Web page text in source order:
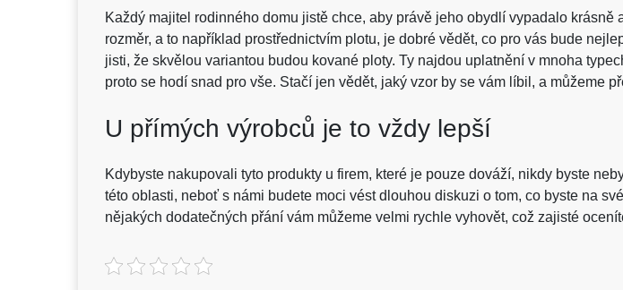
Každý majitel rodinného domu jistě chce, aby právě jeho obydlí vypadalo
rozměr, a to například prostřednictvím plotu, je dobré vědět, co pro vás bude
jisti, že skvělou variantou budou kované ploty. Ty najdou uplatnění v mnoha
proto se hodí snad pro vše. Stačí jen vědět, jaký vzor by se vám líbil, a můžeme
U přímých výrobců je to vždy lepší
Kdybyste nakupovali tyto produkty u firem, které je pouze dováží, nikdy byste
této oblasti, neboť s námi budete moci vést dlouhou diskuzi o tom, co byste na
nějakých dodatečných přání vám můžeme velmi rychle vyhovět, což zajisté